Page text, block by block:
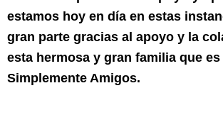
estamos hoy en día en estas
gran parte gracias al apoyo y la
esta hermosa y gran familia que
Simplemente Amigos.